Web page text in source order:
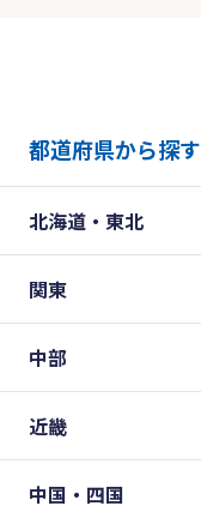
都道府県から探す
北海道・東北
関東
中部
近畿
中国・四国